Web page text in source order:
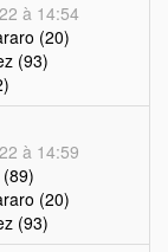
à 14:54
(20)
(93)
à 14:59
(20)
(93)